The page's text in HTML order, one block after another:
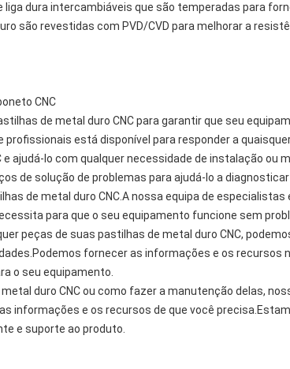
liga dura intercambiáveis ​​que são temperadas para
são revestidas com PVD/CVD para melhorar a
CNC
de metal duro CNC para garantir que seu
profissionais está disponível para responder a
ajudá-lo com qualquer necessidade de instalação ou
de solução de problemas para ajudá-lo a
de metal duro CNC.A nossa equipa de especialistas
para que o seu equipamento funcione sem
peças de suas pastilhas de metal duro CNC,
fornecer as informações e os recursos
o seu equipamento.
duro CNC ou como fazer a manutenção delas,
informações e os recursos de que você
e suporte ao produto.